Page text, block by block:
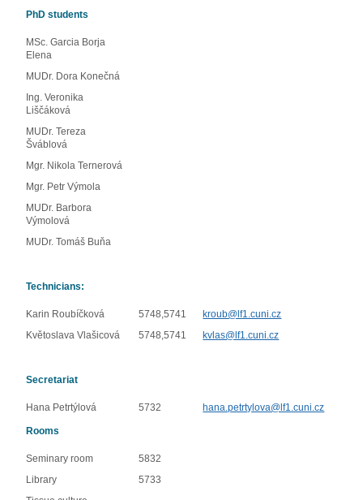
PhD students
MSc. Garcia Borja
Elena
MUDr. Dora Konečná
Ing. Veronika
Liščáková
MUDr. Tereza
Šváblová
Mgr. Nikola Ternerová
Mgr. Petr Výmola
MUDr. Barbora
Výmolová
MUDr. Tomáš Buňa
Technicians:
Karin Roubíčková 5748,5741
kroub@lf1.cuni.cz
Květoslava Vlašicová
5748,5741 kvlas@lf1.cuni.cz
Secretariat
Hana Petrtýlová 5732 hana.petrtylova@lf1.cuni.cz
Rooms
Seminary room
5832
Library
5733